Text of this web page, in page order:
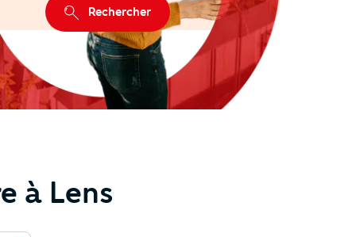
Rechercher
à Lens